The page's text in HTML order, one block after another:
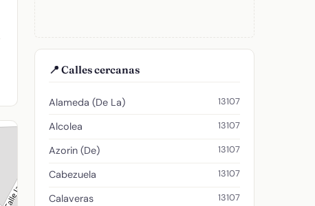
📍 Calles cercanas
Alameda (De La) 13107
Alcolea 13107
Azorin (De) 13107
Cabezuela 13107
Calaveras 13107